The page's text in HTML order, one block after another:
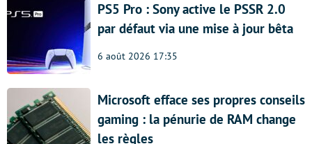
PS5 Pro : Sony active le PSSR 2.0
par défaut via une mise à jour bêta
6 août 2026 17:35
Microsoft efface ses propres conseils
gaming : la pénurie de RAM change
les règles